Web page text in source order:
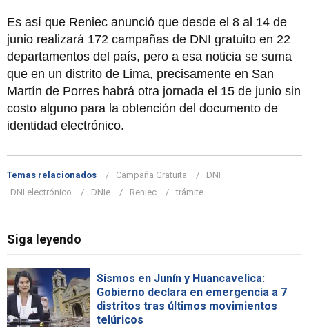
Es así que Reniec anunció que desde el 8 al 14 de
junio realizará 172 campañas de DNI gratuito en 22
departamentos del país, pero a esa noticia se suma
que en un distrito de Lima, precisamente en San
Martín de Porres habrá otra jornada el 15 de junio sin
costo alguno para la obtención del documento de
identidad electrónico.
Temas relacionados Campaña Gratuita
DNI
DNI electrónico
DNIe Reniec trámite
Siga leyendo
Sismos en Junín y Huancavelica:
Gobierno declara en emergencia a 7
distritos tras últimos movimientos
telúricos